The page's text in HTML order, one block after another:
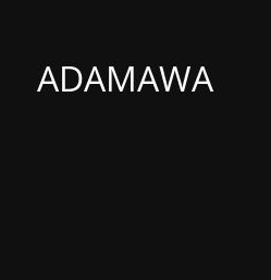
ADAMAWA